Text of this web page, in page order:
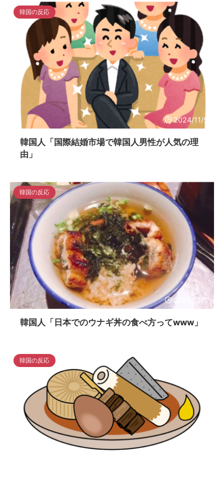
2024/11/5
韓国の反応
韓国人「国際結婚市場で韓国人男性が人気の理
由」
2024/11/5
韓国の反応
韓国人「日本でのウナギ丼の食べ方ってwww」
韓国の反応